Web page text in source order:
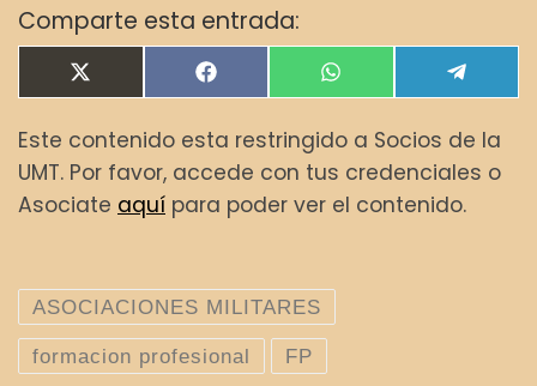
Comparte esta entrada:
Compartir en
X
(
w
i
t
t
Compartir en
F
a
e
b
o
o
Compartir en
W
h
t
s
A
p
e
e
g
r
a
Este contenido esta restringido a Socios de la
UMT. Por favor, accede con tus credenciales o
Asociate aquí para poder ver el contenido.
ASOCIACIONES MILITARES
formacion profesional FP